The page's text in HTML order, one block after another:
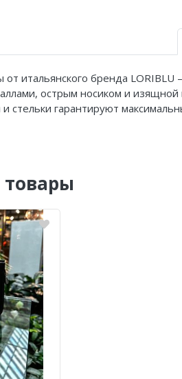
итальянского бренда
острым носиком и
стельки гарантируют